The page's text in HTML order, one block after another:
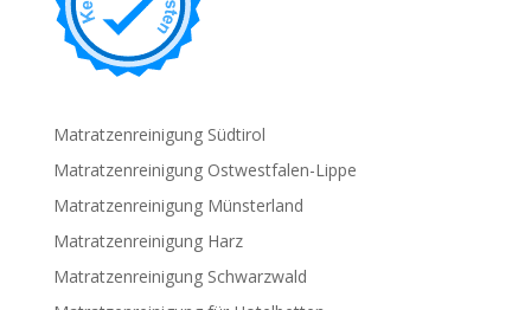
Matratzenreinigung Südtirol
Matratzenreinigung Ostwestfalen-Lippe
Matratzenreinigung Münsterland
Matratzenreinigung Harz
Matratzenreinigung Schwarzwald